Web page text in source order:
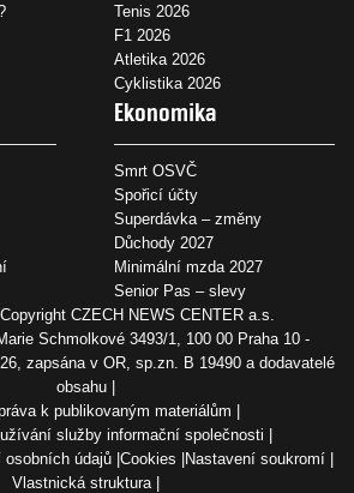
Tenis 2026
F1 2026
Atletika 2026
Cyklistika 2026
Ekonomika
Smrt OSVČ
Spořicí účty
Superdávka – změny
Důchody 2027
Minimální mzda 2027
Senior Pas – slevy
CZECH NEWS CENTER a.s.
Schmolkové 3493/1, 100 00 Praha 10 -
zapsána v OR, sp.zn. B 19490 a dodavatelé
obsahu
k publikovaným materiálům
služby informační společnosti
osobních údajů Cookies Nastavení soukromí
Vlastnická struktura